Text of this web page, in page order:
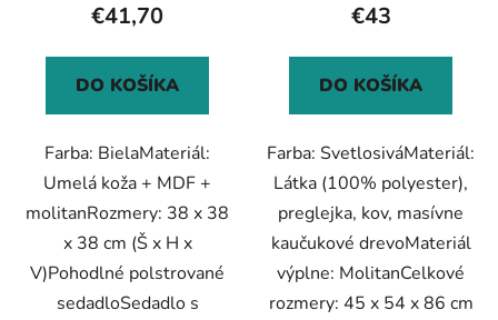
€41,70
DO KOŠÍKA
Farba: BielaMateriál:
Umelá koža + MDF +
molitanRozmery: 38 x 38
x 38 cm (Š x H x
V)Pohodlné polstrované
sedadloSedadlo s
€43
DO KOŠÍKA
Farba: SvetlosiváMateriál:
Látka (100% polyester),
preglejka, kov, masívne
kaučukové drevoMateriál
výplne: MolitanCelkové
rozmery: 45 x 54 x 86 cm